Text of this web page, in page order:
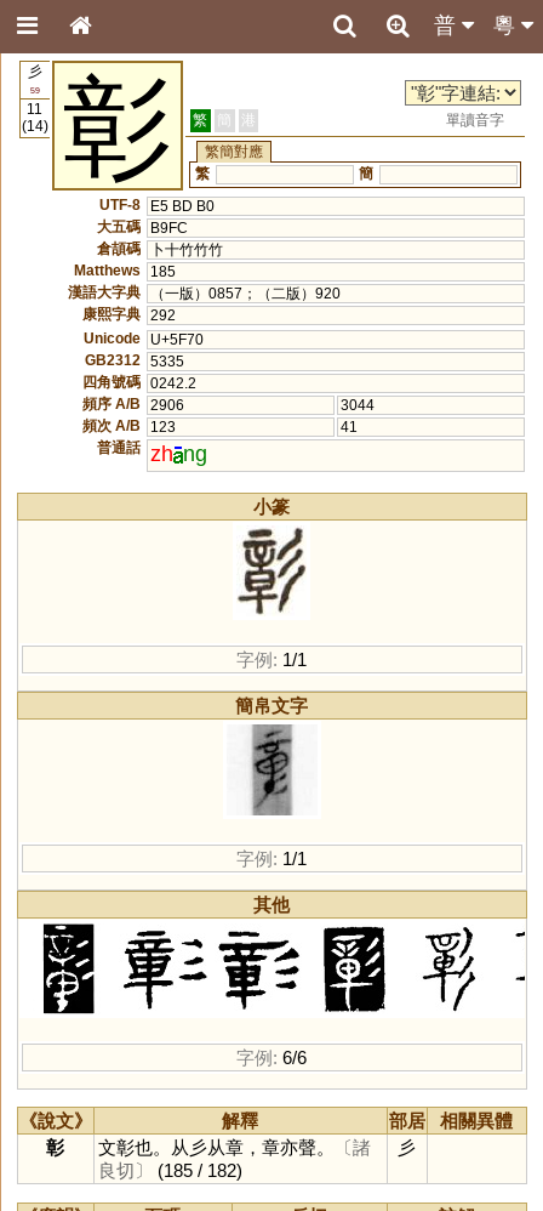
粵
普
彡
59
11
(14)
彰 繁 簡 港
單讀音字
繁簡對應
繁
簡
UTF-8
E5 BD B0
大五碼
B9FC
倉頡碼
卜十竹竹竹
Matthews
185
漢語大字典
（一版）0857；（二版）920
康熙字典 292
Unicode
U+5F70
GB2312
5335
四角號碼 0242.2
頻序 A/B
2906
3044
頻次 A/B
123
41
普通話 zh ng
小篆
字例: 1/1
簡帛文字
字例: 1/1
其他
字例: 6/6
《說文》 解釋 部居
相關異體
彰
文彰也。从彡从章，章亦聲。
〔諸
良切〕
(185 / 182)
彡